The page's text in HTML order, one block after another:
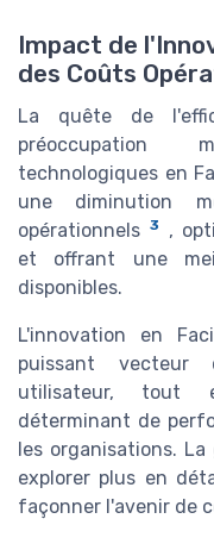
Impact de
des Coûts
La quête de
préoccupation
technologiques en
une diminution
opérationnels 3
,
et offrant une
disponibles.
L'innovation en
puissant vecteur
utilisateur, tout
déterminant de
les organisations.
explorer plus en
façonner l'avenir de